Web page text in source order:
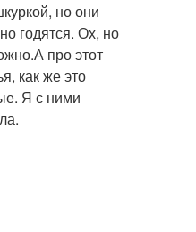
но они
годятся. Ох, но
про этот
как же это
Я с ними